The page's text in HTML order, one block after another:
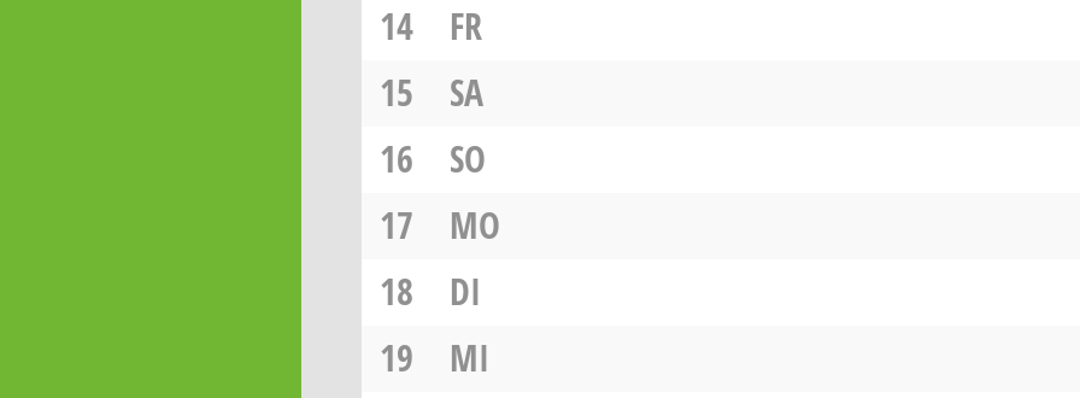
14
FR
15
SA
16
SO
17
MO
18
DI
19
MI